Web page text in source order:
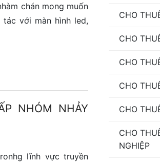
chán mong muốn
với màn hình led,
NHÓM NHẢY
lĩnh vực truyền
CHO
CHO
CHO
CHO
CHO
CHO
NGHIỆP